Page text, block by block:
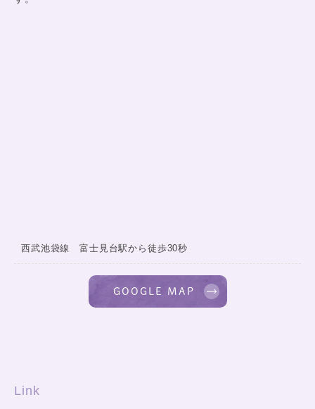
西武池袋線 富士見台駅から徒歩30秒
GOOGLE MAP
Link